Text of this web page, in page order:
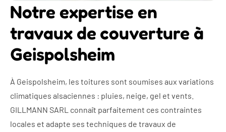
Notre expertise en
travaux de couverture à
Geispolsheim
À Geispolsheim, les toitures sont soumises aux variations
climatiques alsaciennes : pluies, neige, gel et vents.
GILLMANN SARL connaît parfaitement ces contraintes
locales et adapte ses techniques de travaux de